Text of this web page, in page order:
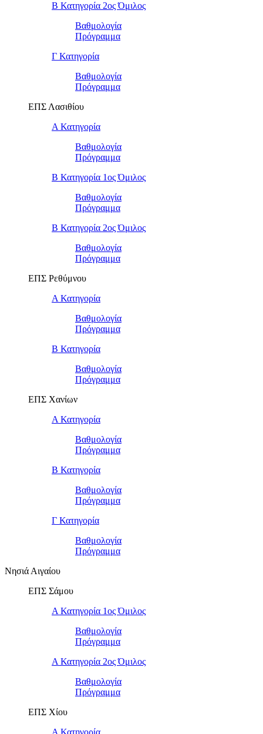
Β Κατηγορία 2ος Όμιλος
Βαθμολογία
Πρόγραμμα
Γ Κατηγορία
Βαθμολογία
Πρόγραμμα
ΕΠΣ Λασιθίου
Α Κατηγορία
Βαθμολογία
Πρόγραμμα
Β Κατηγορία 1ος Όμιλος
Βαθμολογία
Πρόγραμμα
Β Κατηγορία 2ος Όμιλος
Βαθμολογία
Πρόγραμμα
ΕΠΣ Ρεθύμνου
Α Κατηγορία
Βαθμολογία
Πρόγραμμα
Β Κατηγορία
Βαθμολογία
Πρόγραμμα
ΕΠΣ Χανίων
Α Κατηγορία
Βαθμολογία
Πρόγραμμα
Β Κατηγορία
Βαθμολογία
Πρόγραμμα
Γ Κατηγορία
Βαθμολογία
Πρόγραμμα
Νησιά Αιγαίου
ΕΠΣ Σάμου
Α Κατηγορία 1ος Όμιλος
Βαθμολογία
Πρόγραμμα
Α Κατηγορία 2ος Όμιλος
Βαθμολογία
Πρόγραμμα
ΕΠΣ Χίου
Α Κατηγορία